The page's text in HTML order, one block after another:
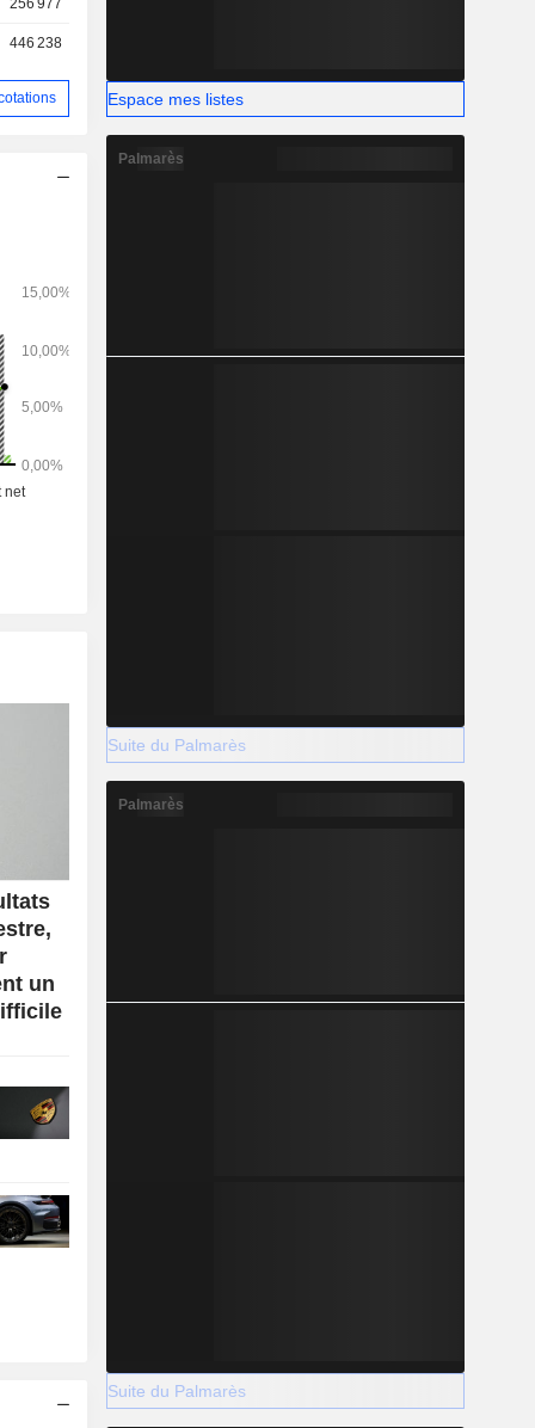
256 977
446 238
un
Espace mes listes
Palmarès
Suite du Palmarès
Palmarès
Suite du Palmarès